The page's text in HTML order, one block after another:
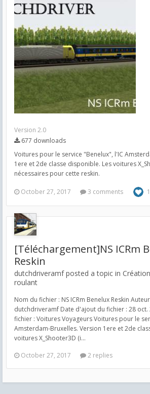
Version 2.0
677 downloads
Voitures pour le service "Benelux", l'IC
1ere et 2de classe disponible. Les voitures
nécessaires pour cette reskin.
October 27, 2017 3 comments 1
[Téléchargement]NS ICRm
Reskin
dutchdriveramf posted a topic in
roulant
Nom du fichier : NS ICRm Benelux Reskin
dutchdriveramf Date d'ajout du fichier : 28 oct.
fichier : Voitures Voyageurs Voitures pour le
Amsterdam-Bruxelles. Version 1ere et 2de
voitures X_Shooter3D (i...
October 27, 2017
2 replies